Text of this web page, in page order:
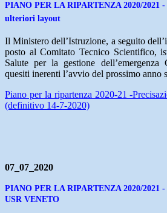
PIANO PER LA RIPARTENZA 2020/2021 -
ulteriori layout
Il Ministero dell’Istruzione, a seguito
posto al Comitato Tecnico Scientifico,
Salute per la gestione
quesiti inerenti l’avvio del prossimo anno
Piano per la ripartenza 2020-21 -
(definitivo 14-7-2020)
07_07_2020
PIANO PER LA RIPARTENZA 2020/2021
USR VENETO